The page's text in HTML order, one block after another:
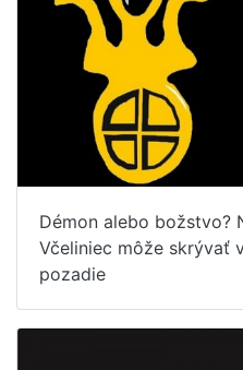
Démon alebo božstvo?
Včeliniec môže skrývať
pozadie